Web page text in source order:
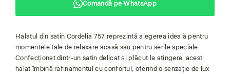
Comandă pe WhatsApp
Halatul din satin Cordelia 757 reprezintă alegerea ideală pentru
momentele tale de relaxare acasă sau pentru serile speciale.
Confecționat dintr-un satin delicat și plăcut la atingere, acest
halat îmbină rafinamentul cu confortul, oferind o senzație de lux